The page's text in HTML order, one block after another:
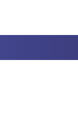
Kota Jambi